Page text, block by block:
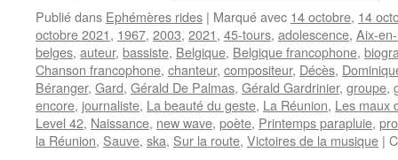
Publié dans Ephémères rides | Marqué avec 14 octobre, 14
octobre 2021, 1967, 2003, 2021, 45-tours, adolescence, Aix-
belges, auteur, bassiste, Belgique, Belgique francophone,
Chanson francophone, chanteur, compositeur, Décès,
Béranger, Gard, Gérald De Palmas, Gérald Gardrinier, groupe,
encore, journaliste, La beauté du geste, La Réunion, Les maux
Level 42, Naissance, new wave, poète, Printemps parapluie,
la Réunion, Sauve, ska, Sur la route, Victoires de la musique |